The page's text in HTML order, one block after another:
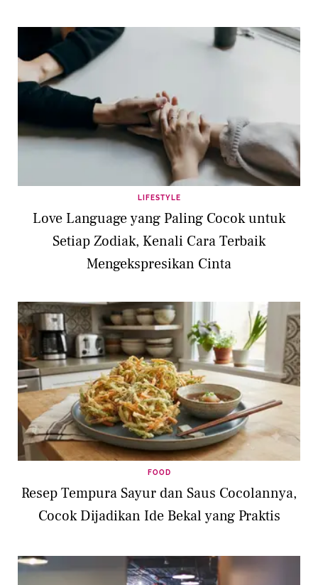
LIFESTYLE
Love Language yang Paling Cocok untuk
Setiap Zodiak, Kenali Cara Terbaik
Mengekspresikan Cinta
FOOD
Resep Tempura Sayur dan Saus Cocolannya,
Cocok Dijadikan Ide Bekal yang Praktis